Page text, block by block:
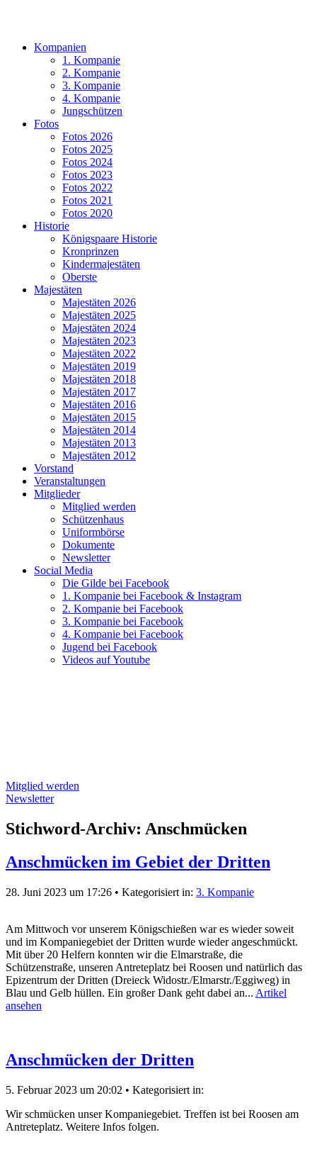
Kompanien
1. Kompanie
2. Kompanie
3. Kompanie
4. Kompanie
Jungschützen
Fotos
Fotos 2026
Fotos 2025
Fotos 2024
Fotos 2023
Fotos 2022
Fotos 2021
Fotos 2020
Historie
Königspaare Historie
Kronprinzen
Kindermajestäten
Oberste
Majestäten
Majestäten 2026
Majestäten 2025
Majestäten 2024
Majestäten 2023
Majestäten 2022
Majestäten 2019
Majestäten 2018
Majestäten 2017
Majestäten 2016
Majestäten 2015
Majestäten 2014
Majestäten 2013
Majestäten 2012
Vorstand
Veranstaltungen
Mitglieder
Mitglied werden
Schützenhaus
Uniformbörse
Dokumente
Newsletter
Social Media
Die Gilde bei Facebook
1. Kompanie bei Facebook & Instagram
2. Kompanie bei Facebook
3. Kompanie bei Facebook
4. Kompanie bei Facebook
Jugend bei Facebook
Videos auf Youtube
Mitglied werden
Newsletter
Stichword-Archiv: Anschmücken
Anschmücken im Gebiet der Dritten
28. Juni 2023 um 17:26 • Kategorisiert in: 3. Kompanie
Am Mittwoch vor unserem Königschießen war es wieder soweit
und im Kompaniegebiet der Dritten wurde wieder angeschmückt.
Mit über 20 Helfern konnten wir die Elmarstraße, die
Schützenstraße, unseren Antreteplatz bei Roosen und natürlich das
Epizentrum der Dritten (Dreieck Widostr./Elmarstr./Eggiweg) in
Blau und Gelb hüllen. Ein großer Dank geht dabei an... Artikel
ansehen
Anschmücken der Dritten
5. Februar 2023 um 20:02 • Kategorisiert in:
Wir schmücken unser Kompaniegebiet. Treffen ist bei Roosen am
Antreteplatz. Weitere Infos folgen.